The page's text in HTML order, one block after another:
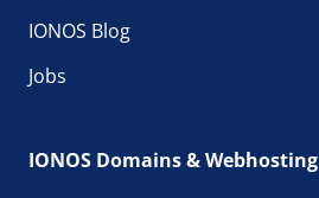
IONOS Blog
Jobs
IONOS Domains & Webhosting